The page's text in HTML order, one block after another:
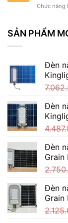
Chức năng
SẢN PHẨM
Đèn
Đèn
Đèn
Grain
Đèn
Grain